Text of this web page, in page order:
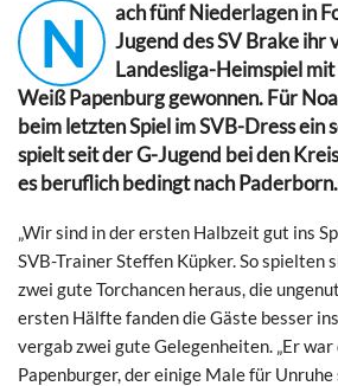
N
ach fünf Niederlagen in
Jugend des SV Brake ihr
Landesliga-Heimspiel
Weiß Papenburg gewonnen. Für
beim letzten Spiel im SVB-Dress ein
spielt seit der G-Jugend bei den
es beruflich bedingt nach Paderborn.
„Wir sind in der ersten Halbzeit gut ins
SVB-Trainer Steffen Küpker. So spielten
zwei gute Torchancen heraus, die
ersten Hälfte fanden die Gäste besser
vergab zwei gute Gelegenheiten. „Er
Papenburger, der einige Male für Unruhe